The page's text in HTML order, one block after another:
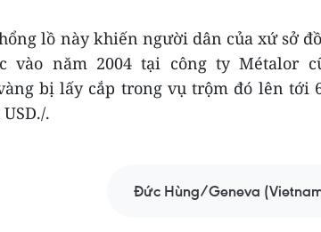
lồ này khiến người dân của xứ sở
năm 2004 tại công ty Métalor
bị lấy cắp trong vụ trộm đó lên tới
.
Đức Hùng/Geneva